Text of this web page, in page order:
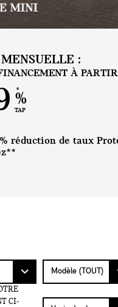
:
À
%
TAP
*
réduction de taux
CI-